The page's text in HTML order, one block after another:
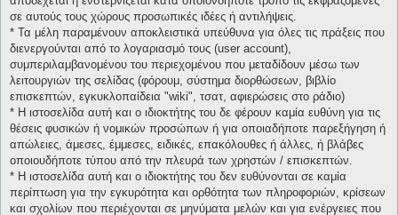
σε αυτούς τους χώρους προσωπικές ιδέες ή αντιλήψεις.
* Τα μέλη παραμένουν αποκλειστικά υπεύθυνα για όλες τις πράξεις που
διενεργούνται από το λογαριασμό τους (user account),
συμπεριλαμβανομένου του περιεχομένου που μεταδίδουν μέσω των
λειτουργιών της σελίδας (φόρουμ, σύστημα διορθώσεων, βιβλίο
επισκεπτών, εγκυκλοπαίδεια "wiki", τσατ, αφιερώσεις στο ράδιο)
* H ιστοσελίδα αυτή και ο ιδιοκτήτης του δε φέρουν καμία ευθύνη για τις
θέσεις φυσικών ή νομικών προσώπων ή για οποιαδήποτε παρεξήγηση ή
απώλειες, άμεσες, έμμεσες, ειδικές, επακόλουθες ή άλλες, ή βλάβες
οποιουδήποτε τύπου από την πλευρά των χρηστών / επισκεπτών.
* H ιστοσελίδα αυτή και ο ιδιοκτήτης του δεν ευθύνονται σε καμία
περίπτωση για την εγκυρότητα και ορθότητα των πληροφοριών, κρίσεων
και σχολίων που περιέχονται σε μηνύματα μελών και για ενέργειες που